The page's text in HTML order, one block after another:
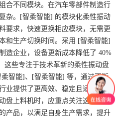
合不同模块。在汽车零部件制造行
杂。[智柔智能] 的模块化柔性振动
要求，快速更换相应模块，无需更
和生产切换时间。采用 [智柔智能]
造企业，设备更新成本降低了 40%
这些专注于技术革新的柔性振动盘
智能]、[智柔智能] 等，通过不断
业提供了更高效、稳定且适配的上
盘上料机时，应重点关注这些品牌
产品，以满足自身生产需求，提升